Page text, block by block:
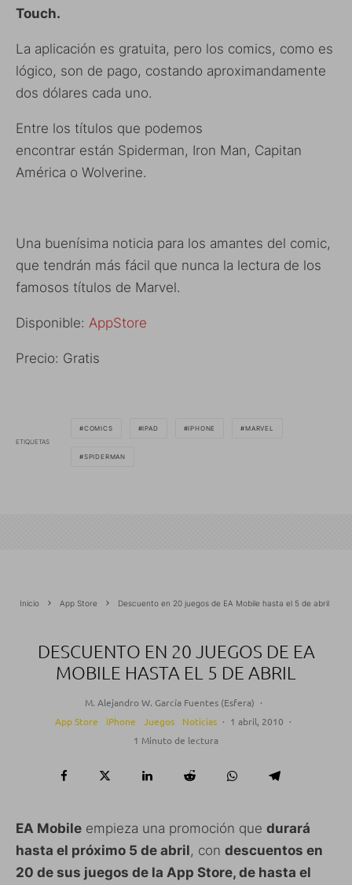
Touch.
La aplicación es gratuita, pero los comics, como es
lógico, son de pago, costando aproximandamente
dos dólares cada uno.
Entre los títulos que podemos
encontrar están Spiderman, Iron Man, Capitan
América o Wolverine.
Una buenísima noticia para los amantes del comic,
que tendrán más fácil que nunca la lectura de los
famosos títulos de Marvel.
Disponible: AppStore
Precio: Gratis
ETIQUETAS
COMICS IPAD IPHONE MARVEL
SPIDERMAN
Inicio App Store Descuento en 20 juegos de EA Mobile hasta el 5 de abril
DESCUENTO EN 20 JUEGOS DE EA
MOBILE HASTA EL 5 DE ABRIL
M. Alejandro W. García Fuentes (Esfera) ·
App Store
iPhone Juegos Noticias · 1 abril, 2010 ·
1 Minuto de lectura
EA Mobile empieza una promoción que durará
hasta el próximo 5 de abril, con descuentos en
20 de sus juegos de la App Store, de hasta el